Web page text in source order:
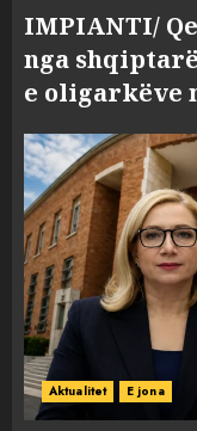
IMPIANTI/
nga
e oligarkëve
Aktualitet E jona